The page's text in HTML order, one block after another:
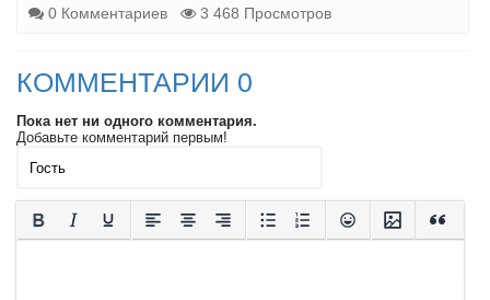
0 Комментариев
3 468 Просмотров
КОММЕНТАРИИ 0
Пока нет ни одного комментария.
Добавьте комментарий первым!